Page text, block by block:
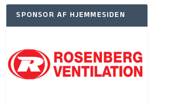
SPONSOR AF HJEMMESIDEN